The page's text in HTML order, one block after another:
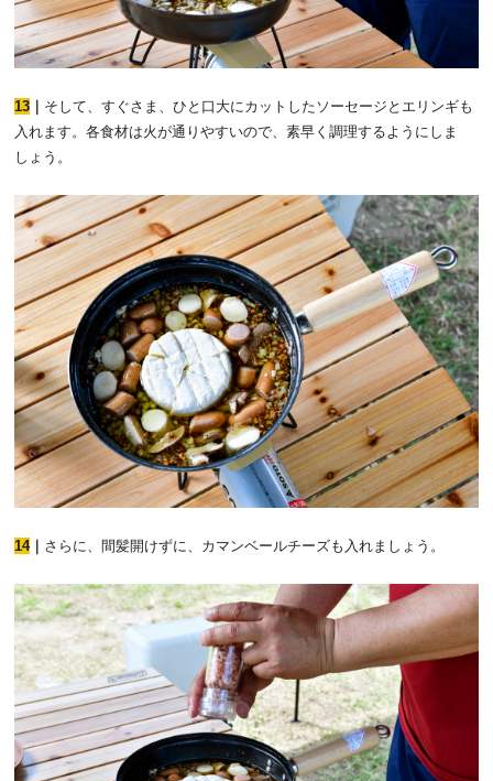
13
そして、すぐさま、ひと口大にカットしたソーセージとエリンギも
入れます。各食材は火が通りやすいので、素早く調理するようにしま
しょう。
14｜ さらに、間髪開けずに、カマンベールチーズも入れましょう。